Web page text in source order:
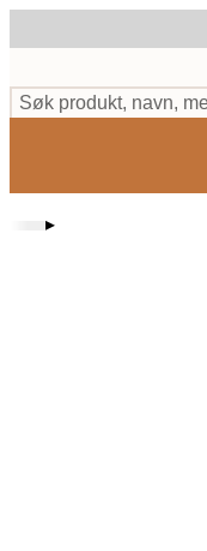
to
content.
Søk produkt, navn,
▸